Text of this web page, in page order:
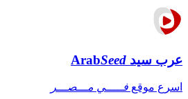
عرب سيد ArabSeed
اسرع موقع فـــــي مـــصـــر